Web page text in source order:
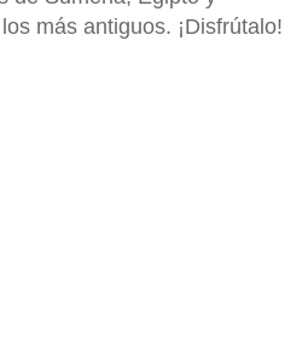
más antiguos. ¡Disfrútalo!